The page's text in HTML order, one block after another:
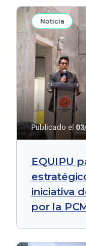
Noticia
Publicado el
EQUIPU
iniciativa
por la